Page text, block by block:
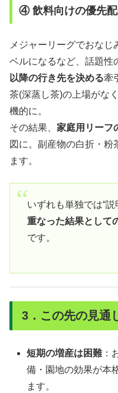
④ 飲料向けの優先
メジャーリーグでおな
ベルになるなど、話題性
以降の行き先を決める牽
茶(深蒸し茶)の上場がな
機的に。
その結果、 家庭用リーフ
図に。副産物の白折・粉
ます。
いずれも単独では“説
重なった結果として
です。
3．この先の見通
短期の増産は困難：
備・園地の効果が本
ます。